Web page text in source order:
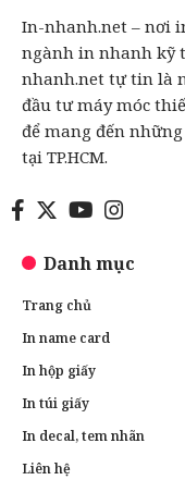
In-nhanh.net – nơi
ngành in nhanh kỹ
nhanh.net tự tin là
đầu tư máy móc
để mang đến
tại TP.HCM.
Danh mục
Trang chủ
In name card
In hộp giấy
In túi giấy
In decal, tem nhãn
Liên hệ